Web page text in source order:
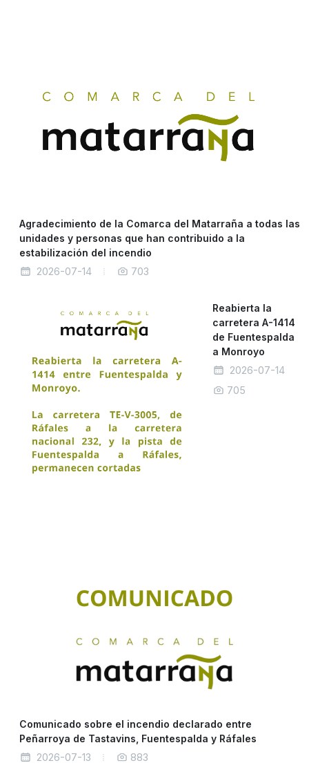
Agradecimiento de la Comarca del Matarraña a todas las
unidades y personas que han contribuido a la
estabilización del incendio
2026-07-14
703
Reabierta la
carretera A-1414
de Fuentespalda
a Monroyo
2026-07-14
705
Comunicado sobre el incendio declarado entre
Peñarroya de Tastavins, Fuentespalda y Ráfales
2026-07-13
883